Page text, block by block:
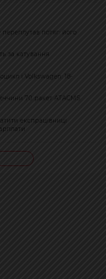
переплутав потяг: його
за катування
і Volkswagen: 18-
70 ракет ATACMS
експрацівниці